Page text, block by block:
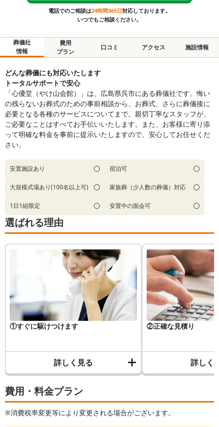
電話でのご相談は24時間365日対応しております。
いつでもご相談ください。
葬儀社
情報
費用
プラン
口コミ アクセス 施設情報
費用・料金プラン
※消費税率変更等により変更される場合がございます。
どんな葬儀にも対応いたします
トータルサポートで安心
「心優堂（やけ山会館）」は、広島県呉市にある葬儀社です。悔い
の残らないお葬式のための事前相談から、お葬式、さらに葬儀後に
必要となる各種のサービスについてまで。親切丁寧なスタッフが、
ご必要なことはすべてお手伝いいたします。また、お客様に寄り添
って明確な料金を事前に提示いたしますので、安心してお任せくだ
さい。
安置施設あり 宿泊可
大規模式場あり(100名以上可) 家族葬（少人数の葬儀）対応
1日1組限定 安置中の面会可
選ばれる理由
①すぐに駆けつけます
詳しく見る
②正確な見積り
詳しく